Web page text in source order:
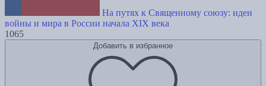
На путях к Священному союзу: идеи
войны и мира в России начала XIX века
1065
Добавить в избранное